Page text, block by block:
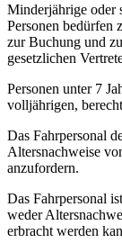
Minderjährige oder
Personen bedürfen
zur Buchung und
gesetzlichen
Personen unter 7
volljährigen,
Das Fahrpersonal
Altersnachweise
anzufordern.
Das Fahrpersonal
weder
erbracht werden